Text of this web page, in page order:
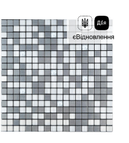
Основа: Самоклейка
Назначение:
В интерьере, Для бани, Для бассейна, Для ванной комнаты и туалета, Для гостинной, Для душевой, Для кухни, Для спальни, Для фартука
Вес модуля: 0.2 кг
Толщина чипа: 3 мм
Площадь модуля: 0,09 м²
Страна производителя: Китай
Бренд: Sticker Wall
Тип поверхности: Матовая